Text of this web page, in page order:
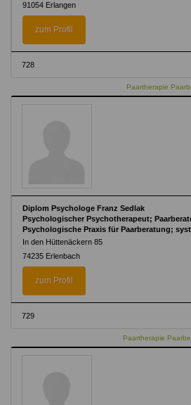
91054 Erlangen
zum Profil
728
Paartherapie
Diplom Psychologe Franz Sedlak
Psychologischer Psychotherapeut;
Psychologische Praxis für Paarberatung;
In den Hüttenäckern 85
74235 Erlenbach
zum Profil
729
Paartherapie